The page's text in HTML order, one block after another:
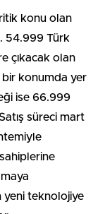
konu olan
54.999 Türk
çıkacak olan
bir konumda yer
ise 66.999
süreci mart
yeni teknolojiye